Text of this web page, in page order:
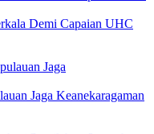
Demi Capaian UHC
Jaga Keanekaragaman